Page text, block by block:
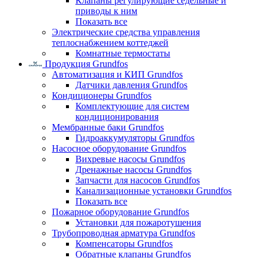
приводы к ним
Показать все
Электрические средства управления
теплоснабжением коттеджей
Комнатные термостаты
Продукция Grundfos
Автоматизация и КИП Grundfos
Датчики давления Grundfos
Кондиционеры Grundfos
Комплектующие для систем
кондиционирования
Мембранные баки Grundfos
Гидроаккумуляторы Grundfos
Насосное оборудование Grundfos
Вихревые насосы Grundfos
Дренажные насосы Grundfos
Запчасти для насосов Grundfos
Канализационные установки Grundfos
Показать все
Пожарное оборудование Grundfos
Установки для пожаротушения
Трубопроводная арматура Grundfos
Компенсаторы Grundfos
Обратные клапаны Grundfos